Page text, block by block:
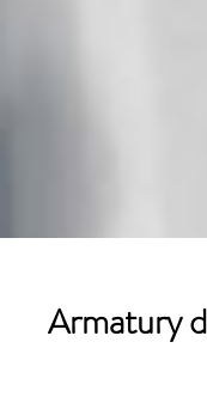
Armatury